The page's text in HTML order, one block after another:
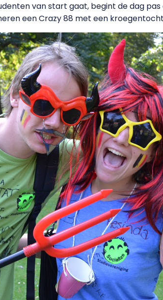
van start gaat, begint de dag
een Crazy 88 met een